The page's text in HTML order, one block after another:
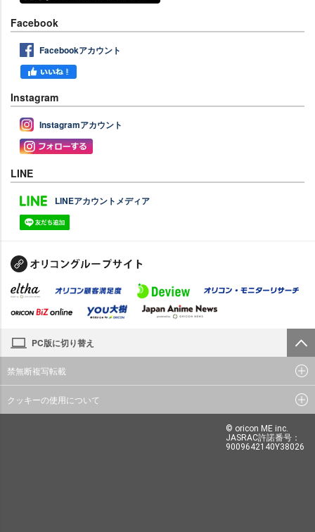
Facebook
Facebookアカウント
Instagram
Instagramアカウント
LINE
LINEアカウントメディア
PC版に切り替え
禁無断複写転載
クッキーの使用について
© oricon ME inc.
JASRAC許諾番号：
9009642140Y38026